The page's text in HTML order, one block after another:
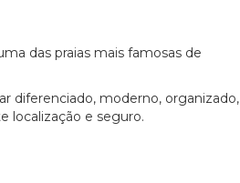
das praias mais famosas de
diferenciado, moderno, organizado,
localização e seguro.